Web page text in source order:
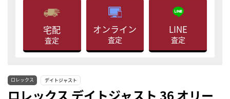
宅配
査定
オンライン
査定
LINE
査定
ロレックス デイトジャスト
ロレックス デイトジャスト 36 オリー